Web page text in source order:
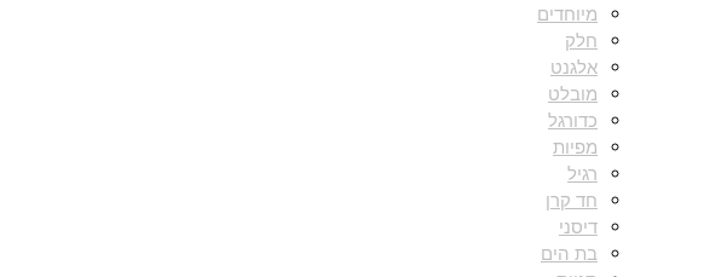
מיוחדים
חלק
אלגנט
מובלט
כדורגל
מפיות
רגיל
חד קרן
דיסני
בת הים